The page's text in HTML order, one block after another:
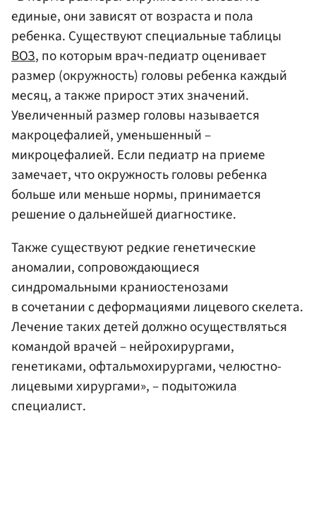
единые, они зависят от возраста и пола
ребенка. Существуют специальные таблицы
ВОЗ, по которым врач-педиатр оценивает
размер (окружность) головы ребенка каждый
месяц, а также прирост этих значений.
Увеличенный размер головы называется
макроцефалией, уменьшенный –
микроцефалией. Если педиатр на приеме
замечает, что окружность головы ребенка
больше или меньше нормы, принимается
решение о дальнейшей диагностике.
Также существуют редкие генетические
аномалии, сопровождающиеся
синдромальными краниостенозами
в сочетании с деформациями лицевого скелета.
Лечение таких детей должно осуществляться
командой врачей – нейрохирургами,
генетиками, офтальмохирургами, челюстно-
лицевыми хирургами», – подытожила
специалист.